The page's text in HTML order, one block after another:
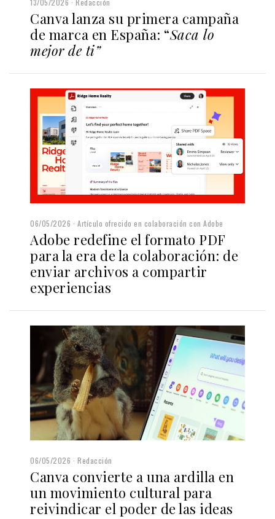
Canva lanza su primera campaña
de marca en España: “Saca lo
mejor de ti”
06/05/2026 Artículo ofrecido en colaboración con Adobe
Adobe redefine el formato PDF
para la era de la colaboración: de
enviar archivos a compartir
experiencias
06/05/2026 Redacción
Canva convierte a una ardilla en
un movimiento cultural para
reivindicar el poder de las ideas